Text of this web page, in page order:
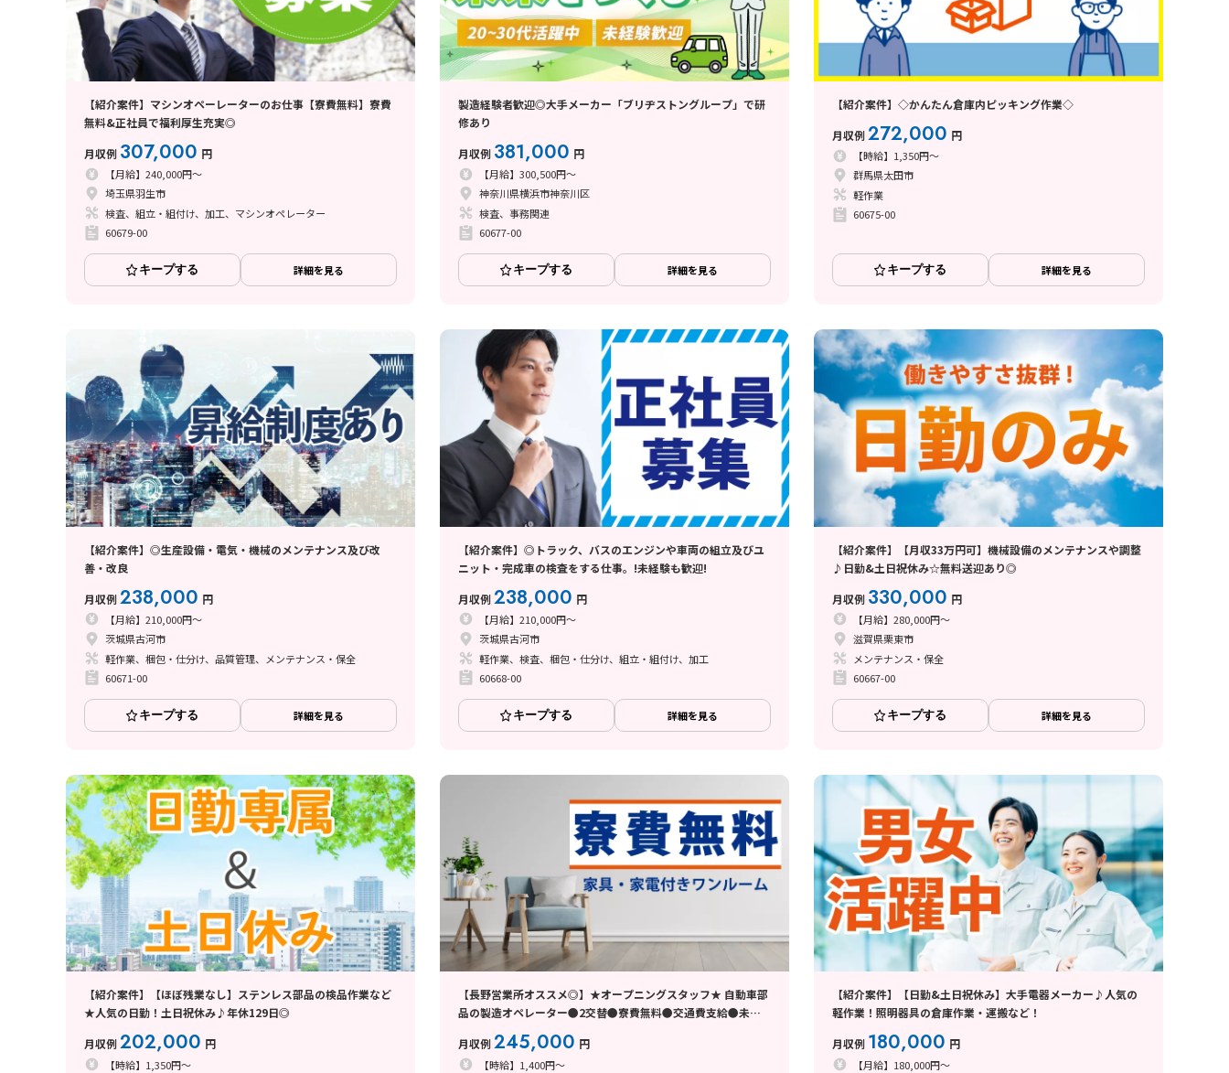
【紹介案件】マシンオペーレーターのお仕事【寮費無料】寮費
無料&正社員で福利厚生充実◎
月収例 307,000 円
【月給】240,000円～
埼玉県羽生市
検査、組立・組付け、加工、マシンオペレーター
60679-00
キープする 詳細を見る
製造経験者歓迎◎大手メーカー「ブリヂストングループ」で研
修あり
月収例 381,000 円
【月給】300,500円～
神奈川県横浜市神奈川区
検査、事務関連
60677-00
キープする 詳細を見る
【紹介案件】◇かんたん倉庫内ピッキング作業◇
月収例272,000 円
【時給】1,350円～
群馬県太田市
軽作業
60675-00
キープする 詳細を見る
【紹介案件】◎生産設備・電気・機械のメンテナンス及び改
善・改良
月収例238,000 円
【月給】210,000円～
茨城県古河市
軽作業、梱包・仕分け、品質管理、メンテナンス・保全
60671-00
キープする 詳細を見る
【紹介案件】◎トラック、バスのエンジンや車両の組立及びユ
ニット・完成車の検査をする仕事。!未経験も歓迎!
月収例238,000 円
【月給】210,000円～
茨城県古河市
軽作業、検査、梱包・仕分け、組立・組付け、加工
60668-00
キープする 詳細を見る
【紹介案件】【月収33万円可】機械設備のメンテナンスや調整
♪日勤&土日祝休み☆無料送迎あり◎
月収例 330,000 円
【月給】280,000円～
滋賀県栗東市
メンテナンス・保全
60667-00
キープする 詳細を見る
【紹介案件】【ほぼ残業なし】ステンレス部品の検品作業など
★人気の日勤！土日祝休み♪年休129日◎
月収例202,000 円
【時給】1,350円～
【長野営業所オススメ◎】★オープニングスタッフ★ 自動車部
品の製造オペレーター●2交替●寮費無料●交通費支給●未経
験歓迎●長野県東御市
月収例245,000 円
【時給】1,400円～
【紹介案件】【日勤&土日祝休み】大手電器メーカー♪人気の
軽作業！照明器具の倉庫作業・運搬など！
月収例 180,000 円
【月給】180,000円～